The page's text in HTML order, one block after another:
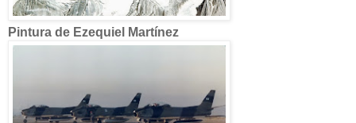
Pintura de Ezequiel Martínez